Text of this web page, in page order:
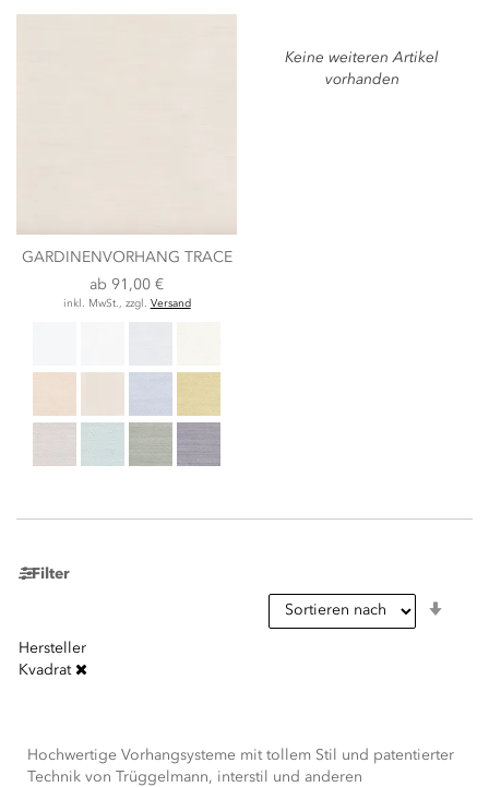
GARDINENVORHANG TRACE
ab 91,00 €
inkl. MwSt., zzgl. Versand
Keine weiteren Artikel
vorhanden
Filter
Hersteller
Kvadrat
Hochwertige Vorhangsysteme mit tollem Stil und patentierter
Technik von Trüggelmann, interstil und anderen